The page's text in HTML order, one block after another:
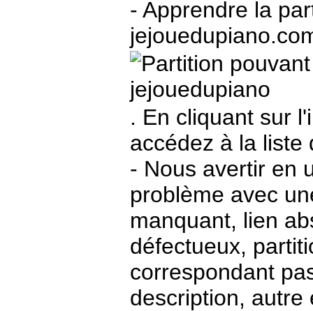
- Apprendre la
. En cliquant sur
accédez à la liste
- Nous avertir en
problème avec
manquant, lien
défectueux,
correspondant
description, autre